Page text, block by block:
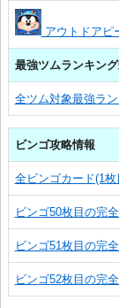
アウトドアピ
最強ツムランキン
全ツム対象最強ラ
ビンゴ攻略情報
全ビンゴカード(1
ビンゴ50枚目の完
ビンゴ51枚目の完
ビンゴ52枚目の完